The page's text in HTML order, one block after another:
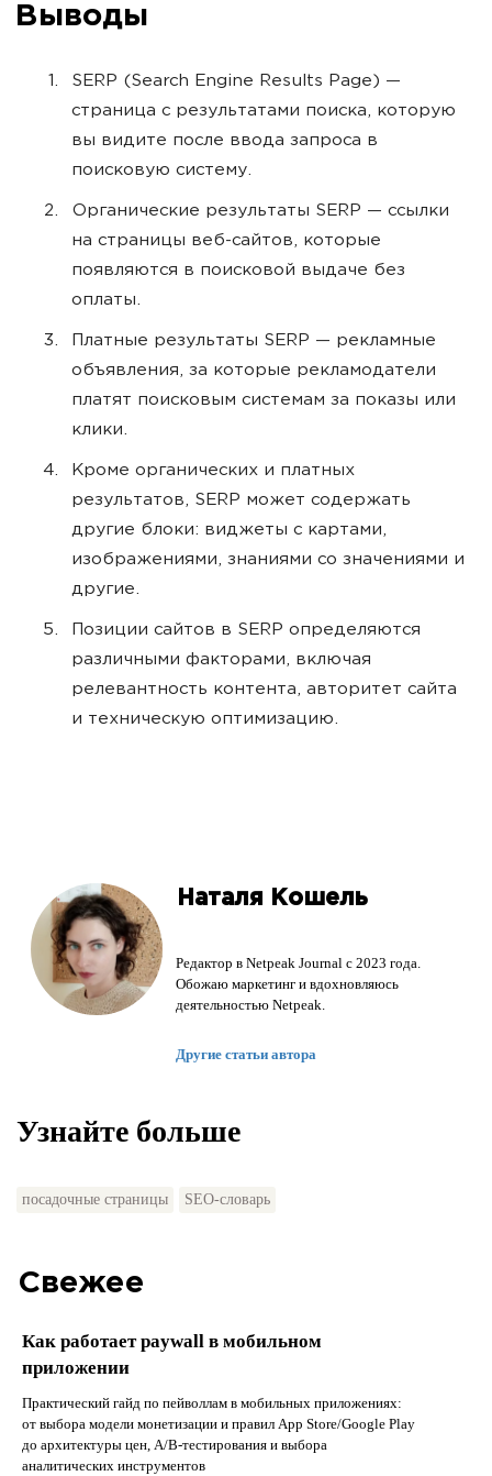
Выводы
SERP (Search Engine Results Page) —
страница с результатами поиска, которую
вы видите после ввода запроса в
поисковую систему.
Органические результаты SERP — ссылки
на страницы веб-сайтов, которые
появляются в поисковой выдаче без
оплаты.
Платные результаты SERP — рекламные
объявления, за которые рекламодатели
платят поисковым системам за показы или
клики.
Кроме органических и платных
результатов, SERP может содержать
другие блоки: виджеты с картами,
изображениями, знаниями со значениями и
другие.
Позиции сайтов в SERP определяются
различными факторами, включая
релевантность контента, авторитет сайта
и техническую оптимизацию.
Наталя Кошель
Редактор в Netpeak Journal с 2023 года.
Обожаю маркетинг и вдохновляюсь
деятельностью Netpeak.
Другие статьи автора
Узнайте больше
посадочные страницы SEO-словарь
Свежее
Как работает paywall в мобильном
приложении
Практический гайд по пейволлам в мобильных приложениях:
от выбора модели монетизации и правил App Store/Google Play
до архитектуры цен, A/B-тестирования и выбора
аналитических инструментов